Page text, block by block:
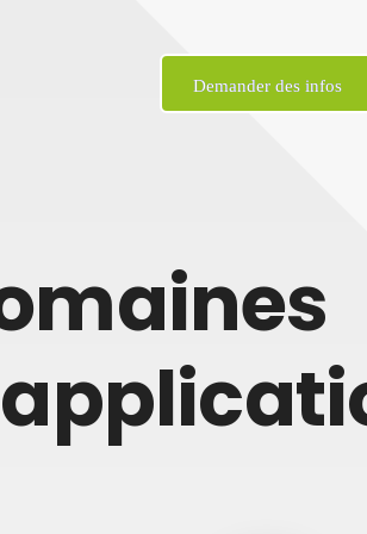
Demander des infos